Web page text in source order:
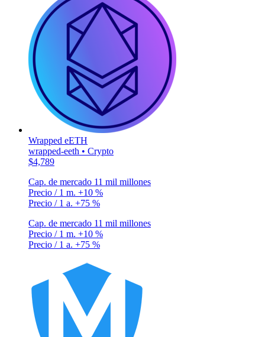
Wrapped eETH
wrapped-eeth • Crypto
$4,789
Cap. de mercado 11 mil millones
Precio / 1 m. +10 %
Precio / 1 a. +75 %
Cap. de mercado 11 mil millones
Precio / 1 m. +10 %
Precio / 1 a. +75 %